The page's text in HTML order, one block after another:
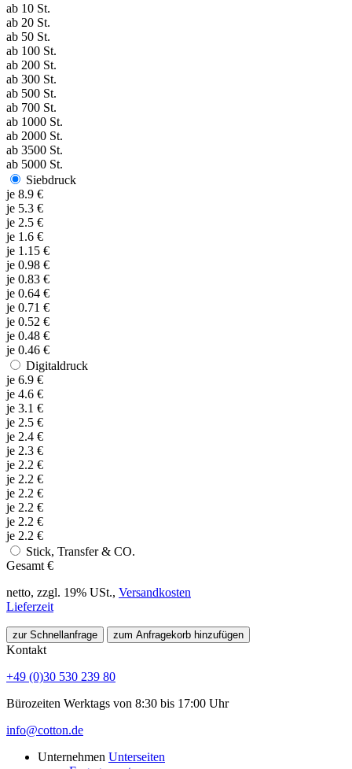
ab 10 St.
ab 20 St.
ab 50 St.
ab 100 St.
ab 200 St.
ab 300 St.
ab 500 St.
ab 700 St.
ab 1000 St.
ab 2000 St.
ab 3500 St.
ab 5000 St.
Siebdruck
je 8.9 €
je 5.3 €
je 2.5 €
je 1.6 €
je 1.15 €
je 0.98 €
je 0.83 €
je 0.64 €
je 0.71 €
je 0.52 €
je 0.48 €
je 0.46 €
Digitaldruck
je 6.9 €
je 4.6 €
je 3.1 €
je 2.5 €
je 2.4 €
je 2.3 €
je 2.2 €
je 2.2 €
je 2.2 €
je 2.2 €
je 2.2 €
je 2.2 €
Stick, Transfer & CO.
Gesamt €
netto, zzgl. 19% USt., Versandkosten
Lieferzeit
zur Schnellanfrage zum Anfragekorb hinzufügen
Kontakt
+49 (0)30 530 239 80
Bürozeiten Werktags von 8:30 bis 17:00 Uhr
info@cotton.de
Unternehmen Unterseiten